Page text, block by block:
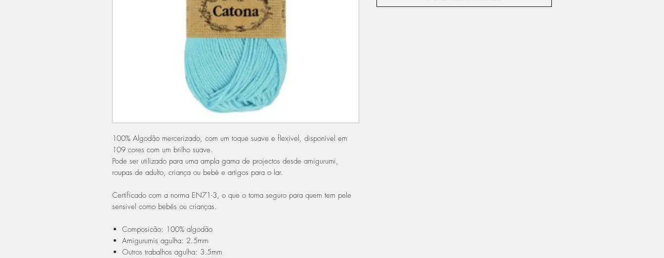
100% Algodão mercerizado, com um toque suave e flexivel, disponivel em
109 cores com um brilho suave.
Pode ser utilizado para uma ampla gama de projectos desde amigurumi,
roupas de adulto, criança ou bebé e artigos para o lar.
Certificado com a norma EN71-3, o que o torna seguro para quem tem pele
sensivel como bebés ou crianças.
Composicão: 100% algodão
Amigurumis agulha: 2.5mm
Outros trabalhos agulha: 3.5mm